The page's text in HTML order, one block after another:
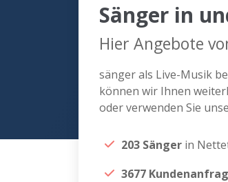
Sänger in
Hier Angebote
sänger als Live-Musik
können wir Ihnen
oder verwenden Sie
203 Sänger in
3677